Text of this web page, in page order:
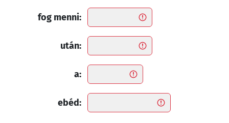
fog menni:
után:
a:
ebéd: